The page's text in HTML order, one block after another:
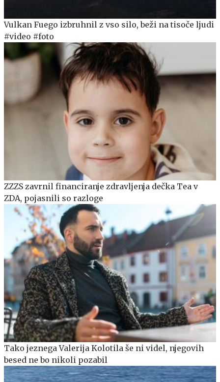
Vulkan Fuego izbruhnil z vso silo, beži na tisoče ljudi
#video #foto
ZZZS zavrnil financiranje zdravljenja dečka Tea v
ZDA, pojasnili so razloge
Tako jeznega Valerija Kolotila še ni videl, njegovih
besed ne bo nikoli pozabil